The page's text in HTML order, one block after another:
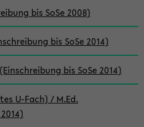
bis SoSe 2008)
bis SoSe 2014)
bis SoSe 2014)
U-Fach) / M.Ed.